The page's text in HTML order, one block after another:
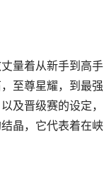
量着从新手到高手
至尊星耀，到最强
及晋级赛的设定，
晶，它代表着在峡